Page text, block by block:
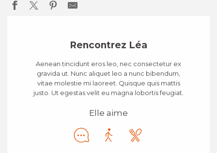
Rencontrez Léa
Aenean tincidunt eros leo, nec consectetur ex
gravida ut. Nunc aliquet leo a nunc bibendum,
vitae molestie mi laoreet. Quisque quis mattis
justo. Ut egestas velit eu magna lobortis feugiat.
Elle aime